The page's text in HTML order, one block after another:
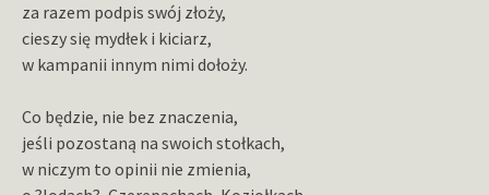
za razem podpis swój złoży,
cieszy się mydłek i kiciarz,
w kampanii innym nimi dołoży.
Co będzie, nie bez znaczenia,
jeśli pozostaną na swoich stołkach,
w niczym to opinii nie zmienia,